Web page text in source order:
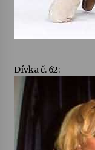
Dívka č. 62: